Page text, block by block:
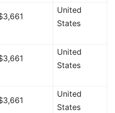
United
States
United
States
United
States